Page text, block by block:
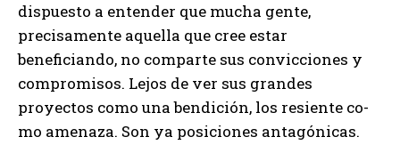
dispuesto a entender que mucha gente,
precisamente aquella que cree estar
beneficiando, no comparte sus convicciones y
compromisos. ­Lejos de ver sus grandes
proyectos co­mo una bendición, los resien­te co­
mo amenaza. Son ya posiciones ­antagónicas.